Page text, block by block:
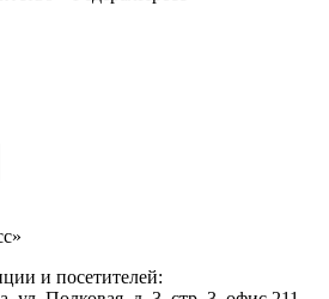
»
и посетителей: